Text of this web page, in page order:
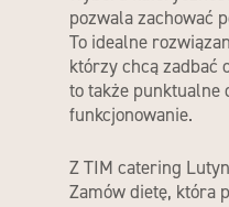
pozwala zachować
To idealne
którzy chcą zadbać
to także punktualne
funkcjonowanie.
Z TIM catering
Zamów dietę, która